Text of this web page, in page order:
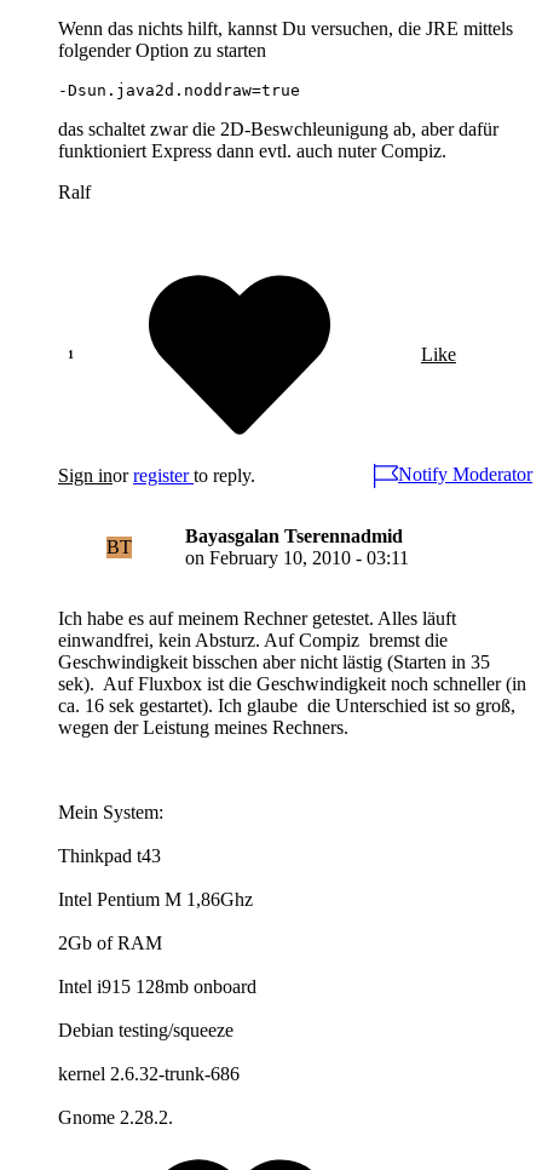
Wenn das nichts hilft, kannst Du versuchen, die JRE mittels
folgender Option zu starten
das schaltet zwar die 2D-Beswchleunigung ab, aber dafür
funktioniert Express dann evtl. auch nuter Compiz.
Ralf
Like
Sign inorregister to reply. Notify Moderator
BT
Bayasgalan Tserennadmid
on February 10, 2010 - 03:11
Ich habe es auf meinem Rechner getestet. Alles läuft
einwandfrei, kein Absturz. Auf Compiz bremst die
Geschwindigkeit bisschen aber nicht lästig (Starten in 35
sek). Auf Fluxbox ist die Geschwindigkeit noch schneller (in
ca. 16 sek gestartet). Ich glaube die Unterschied ist so groß,
wegen der Leistung meines Rechners.
Mein System:
Thinkpad t43
Intel Pentium M 1,86Ghz
2Gb of RAM
Intel i915 128mb onboard
Debian testing/squeeze
kernel 2.6.32-trunk-686
Gnome 2.28.2.